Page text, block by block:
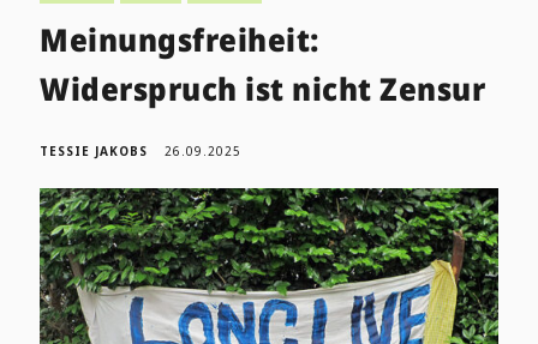
Meinungsfreiheit:
Widerspruch ist nicht Zensur
TESSIE JAKOBS 26.09.2025